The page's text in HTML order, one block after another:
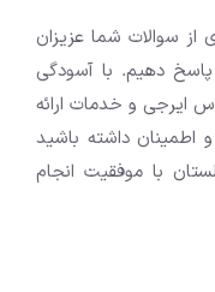
از سوالات شما عزیزان
دهیم. با آسودگی
ایرجی و خدمات ارائه
اطمینان داشته باشید
با موفقیت انجام